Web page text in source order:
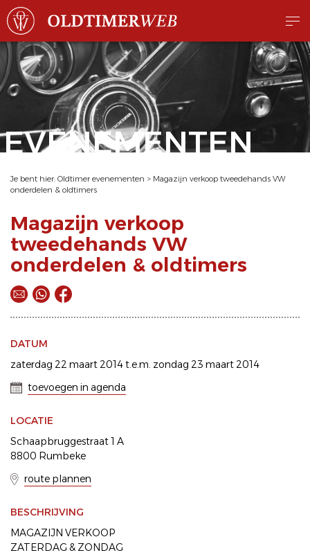
EVENEMENTEN
Je bent hier: Oldtimer evenementen > Magazijn verkoop tweedehands VW
onderdelen & oldtimers
Magazijn verkoop
tweedehands VW
onderdelen & oldtimers
DATUM
zaterdag 22 maart 2014 t.e.m. zondag 23 maart 2014
toevoegen in agenda
LOCATIE
Schaapbruggestraat 1 A
8800 Rumbeke
route plannen
BESCHRIJVING
MAGAZIJN VERKOOP
ZATERDAG & ZONDAG